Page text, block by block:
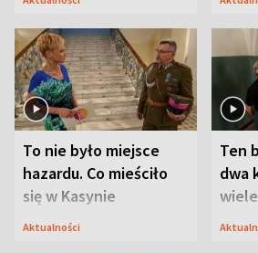
To nie było miejsce
hazardu. Co mieściło
się w Kasynie
Oficerskim?
Aktualności
Ten
dwa